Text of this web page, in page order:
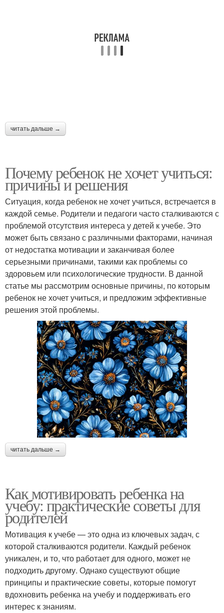
читать дальше →
Почему ребенок не хочет учиться:
причины и решения
Ситуация, когда ребенок не хочет учиться, встречается в
каждой семье. Родители и педагоги часто сталкиваются с
проблемой отсутствия интереса у детей к учебе. Это
может быть связано с различными факторами, начиная
от недостатка мотивации и заканчивая более
серьезными причинами, такими как проблемы со
здоровьем или психологические трудности. В данной
статье мы рассмотрим основные причины, по которым
ребенок не хочет учиться, и предложим эффективные
решения этой проблемы.
читать дальше →
Как мотивировать ребенка на
учебу: практические советы для
родителей
Мотивация к учебе — это одна из ключевых задач, с
которой сталкиваются родители. Каждый ребенок
уникален, и то, что работает для одного, может не
подходить другому. Однако существуют общие
принципы и практические советы, которые помогут
вдохновить ребенка на учебу и поддерживать его
интерес к знаниям.